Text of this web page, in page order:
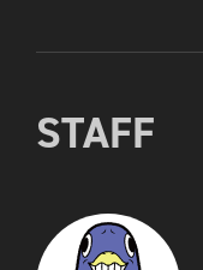
STAFF